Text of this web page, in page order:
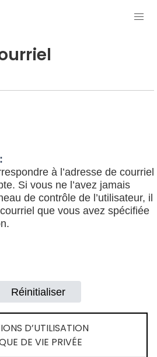
à l’adresse de courriel
Si vous ne l’avez jamais
de contrôle de l’utilisateur, il
que vous avez spécifiée
D’UTILISATION
DE VIE PRIVÉE